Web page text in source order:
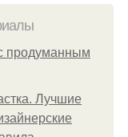
продуманным
Лучшие